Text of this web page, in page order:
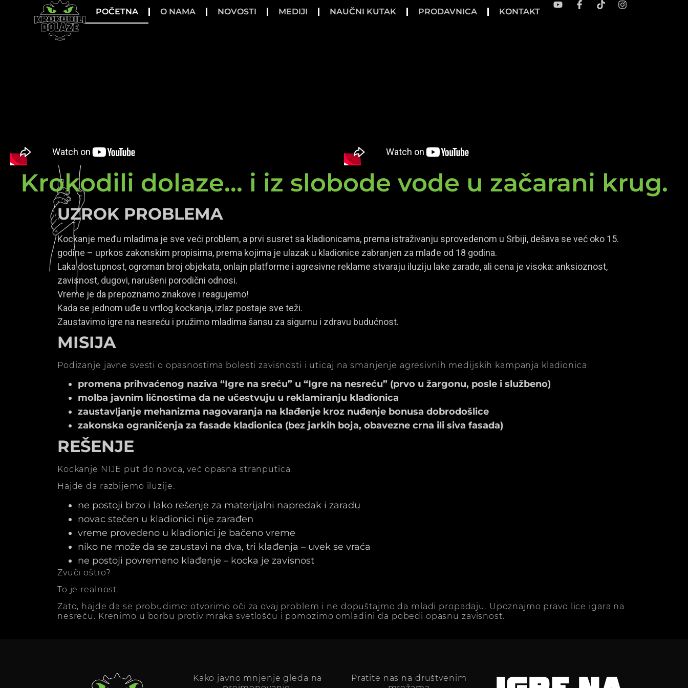
POČETNA O NAMA NOVOSTI MEDIJI NAUČNI KUTAK PRODAVNICA KONTAKT
Krokodili dolaze... i iz slobode vode u začarani krug.
UZROK PROBLEMA
Kockanje među mladima je sve veći problem, a prvi susret sa kladionicama, prema istraživanju sprovedenom u Srbiji, dešava se već oko 15.
godine – uprkos zakonskim propisima, prema kojima je ulazak u kladionice zabranjen za mlađe od 18 godina.
Laka dostupnost, ogroman broj objekata, onlajn platforme i agresivne reklame stvaraju iluziju lake zarade, ali cena je visoka: anksioznost,
zavisnost, dugovi, narušeni porodični odnosi.
Vreme je da prepoznamo znakove i reagujemo!
Kada se jednom uđe u vrtlog kockanja, izlaz postaje sve teži.
Zaustavimo igre na nesreću i pružimo mladima šansu za sigurnu i zdravu budućnost.
MISIJA
Podizanje javne svesti o opasnostima bolesti zavisnosti i uticaj na smanjenje agresivnih medijskih kampanja kladionica:
promena prihvaćenog naziva “Igre na sreću” u “Igre na nesreću” (prvo u žargonu, posle i službeno)
molba javnim ličnostima da ne učestvuju u reklamiranju kladionica
zaustavljanje mehanizma nagovaranja na klađenje kroz nuđenje bonusa dobrodošlice
zakonska ograničenja za fasade kladionica (bez jarkih boja, obavezne crna ili siva fasada)
REŠENJE
Kockanje NIJE put do novca, već opasna stranputica.
Hajde da razbijemo iluzije:
ne postoji brzo i lako rešenje za materijalni napredak i zaradu
novac stečen u kladionici nije zarađen
vreme provedeno u kladionici je bačeno vreme
niko ne može da se zaustavi na dva, tri klađenja – uvek se vraća
ne postoji povremeno klađenje – kocka je zavisnost
Zvuči oštro?
To je realnost.
Zato, hajde da se probudimo: otvorimo oči za ovaj problem i ne dopuštajmo da mladi propadaju. Upoznajmo pravo lice igara na
nesreću. Krenimo u borbu protiv mraka svetlošću i pomozimo omladini da pobedi opasnu zavisnost.
Kako javno mnjenje gleda na
Pratite nas na društvenim